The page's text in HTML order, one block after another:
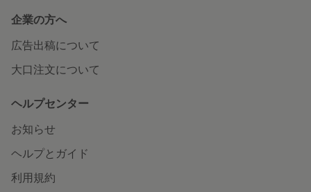
企業の方へ
広告出稿について
大口注文について
ヘルプセンター
お知らせ
ヘルプとガイド
利用規約